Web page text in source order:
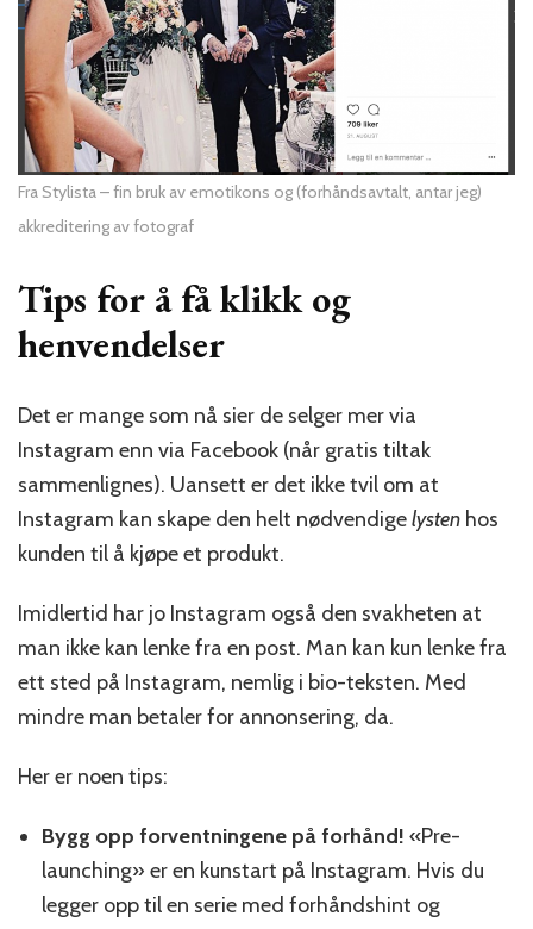
Fra Stylista – fin bruk av emotikons og (forhåndsavtalt, antar jeg)
akkreditering av fotograf
Tips for å få klikk og
henvendelser
Det er mange som nå sier de selger mer via
Instagram enn via Facebook (når gratis tiltak
sammenlignes). Uansett er det ikke tvil om at
Instagram kan skape den helt nødvendigelysten hos
kunden til å kjøpe et produkt.
Imidlertid har jo Instagram også den svakheten at
man ikke kan lenke fra en post. Man kan kun lenke fra
ett sted på Instagram, nemlig i bio-teksten. Med
mindre man betaler for annonsering, da.
Her er noen tips:
Bygg opp forventningene på forhånd! «Pre-
launching» er en kunstart på Instagram. Hvis du
legger opp til en serie med forhåndshint og